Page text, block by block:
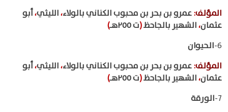
المؤلف:عمرو بن بحر بن محبوب الكناني بالولاء،الليثي،أبو
عثمان،الشهير بالجاحظ(ت ٢٥٥هـ
)
6- الحيوان
المؤلف:عمرو بن بحر بن محبوب الكناني بالولاء،الليثي،أبو
عثمان،الشهير بالجاحظ(ت ٢٥٥هـ
)
7- الورقة